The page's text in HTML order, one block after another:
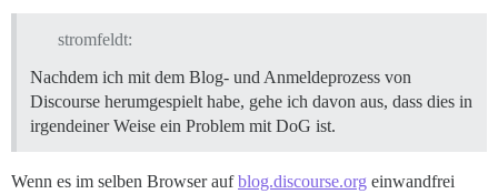
stromfeldt:
Nachdem ich mit dem Blog- und Anmeldeprozess von
Discourse herumgespielt habe, gehe ich davon aus, dass dies in
irgendeiner Weise ein Problem mit DoG ist.
Wenn es im selben Browser aufblog.discourse.org einwandfrei